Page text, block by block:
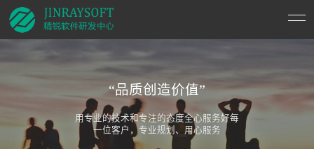
“品质创造价值”
用专业的技术和专注的态度全心服务好每
一位客户，专业规划、用心服务